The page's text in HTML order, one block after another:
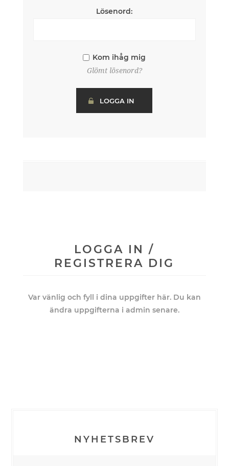
Lösenord:
Kom ihåg mig
Glömt lösenord?
LOGGA IN
LOGGA IN /
REGISTRERA DIG
Var vänlig och fyll i dina uppgifter här. Du kan
ändra uppgifterna i admin senare.
NYHETSBREV